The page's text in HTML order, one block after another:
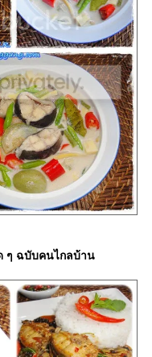
ๆ ฉบับคนไกลบ้าน